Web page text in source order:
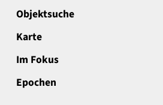
Objektsuche
Karte
Im Fokus
Epochen